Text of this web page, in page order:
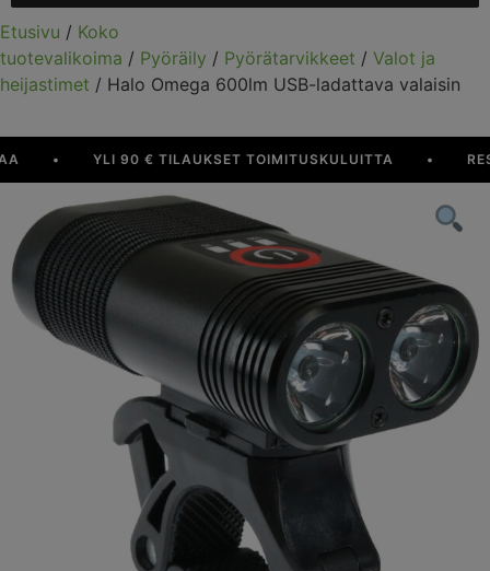
Etusivu / Koko
tuotevalikoima / Pyöräily / Pyörätarvikkeet / Valot ja
heijastimet / Halo Omega 600lm USB-ladattava valaisin
YLI 90 € TILAUKSET TOIMITUSKULUITTA